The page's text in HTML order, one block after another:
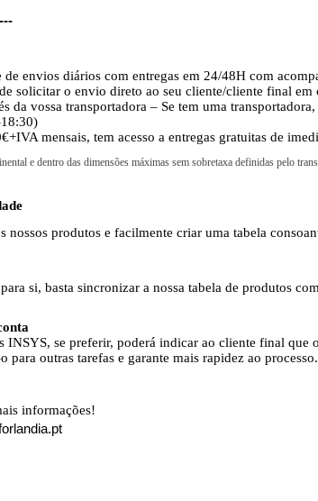
envios diários com entregas em 24/48H com
solicitar o envio direto ao seu cliente/cliente final
da vossa transportadora – Se tem uma
mensais, tem acesso a entregas gratuitas de
e dentro das dimensões máximas sem sobretaxa definidas pelo
nossos produtos e facilmente criar uma tabela
si, basta sincronizar a nossa tabela de produtos
se preferir, poderá indicar ao cliente final que
para outras tarefas e garante mais rapidez ao processo.
informações!